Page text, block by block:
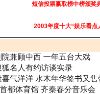
短信投票赢取榜中榜颁奖
2003年度十大“娱乐看点
兼顾中西 一年五台大戏
名人有约访谈实录
气洋洋 水木年华签书又售
都体育馆 齐秦春分音乐会